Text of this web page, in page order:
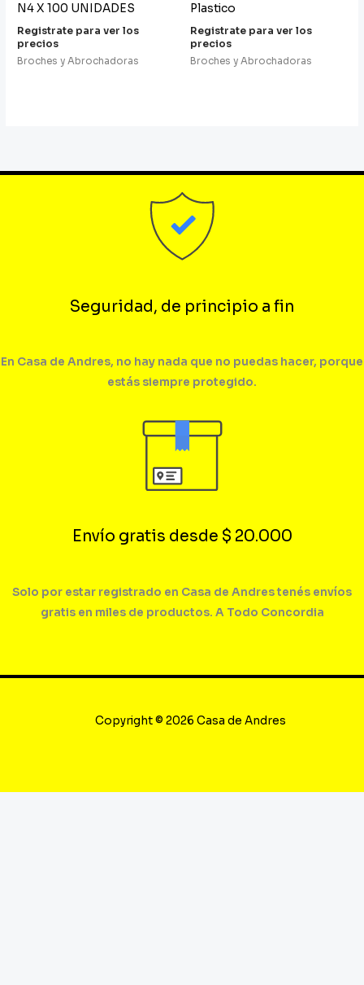
N4 X 100 UNIDADES
Registrate para ver los
precios
Broches y Abrochadoras
Plastico
Registrate para ver los
precios
Broches y Abrochadoras
Seguridad, de principio a fin
En Casa de Andres, no hay nada que no puedas hacer, porque
estás siempre protegido.
Envío gratis desde $ 20.000
Solo por estar registrado en Casa de Andres tenés envíos
gratis en miles de productos. A Todo Concordia
Copyright © 2026 Casa de Andres